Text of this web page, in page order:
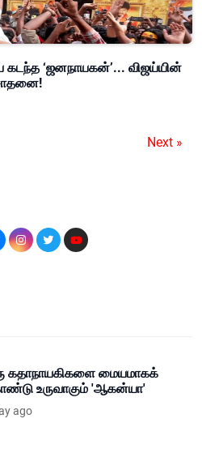
கடந்த ‘ஜனநாயகன்’... விஜய்யின்
Next »
கதாநாயகிகளை மையமாகக்
உருவாகும் 'ஆகன்யா'
ago